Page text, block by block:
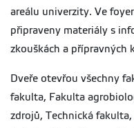
areálu univerzity. Ve
připraveny materiály s
zkouškách a přípravných
Dveře otevřou všechny
fakulta, Fakulta
zdrojů, Technická